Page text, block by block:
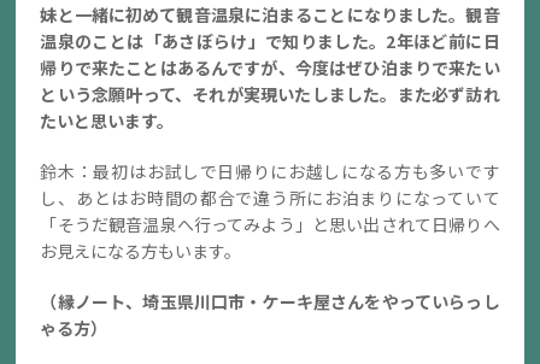
妹と一緒に初めて観音温泉に泊まることになりました。観音
温泉のことは「あさぼらけ」で知りました。2年ほど前に日
帰りで来たことはあるんですが、今度はぜひ泊まりで来たい
という念願叶って、それが実現いたしました。また必ず訪れ
たいと思います。
鈴木：最初はお試しで日帰りにお越しになる方も多いです
し、あとはお時間の都合で違う所にお泊まりになっていて
「そうだ観音温泉へ行ってみよう」と思い出されて日帰りへ
お見えになる方もいます。
（縁ノート、埼玉県川口市・ケーキ屋さんをやっていらっし
ゃる方）